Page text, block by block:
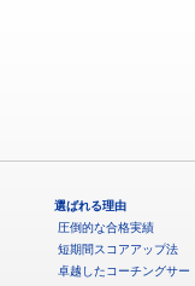
選ばれる理由
圧倒的な合格実績
短期間スコアアップ法
卓越したコーチングサー